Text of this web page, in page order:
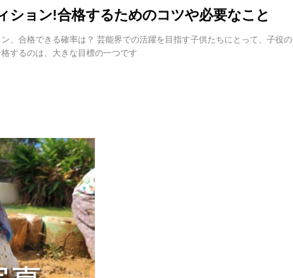
ション!合格するためのコツや必要なこと
、合格できる確率は？ 芸能界での活躍を目指す子供たちにとって、子役の
するのは、大きな目標の一つです